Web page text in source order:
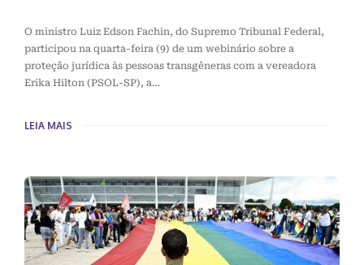
O ministro Luiz Edson Fachin, do Supremo Tribunal Federal,
participou na quarta-feira (9) de um webinário sobre a
proteção jurídica às pessoas transgêneras com a vereadora
Erika Hilton (PSOL-SP), a…
LEIA MAIS